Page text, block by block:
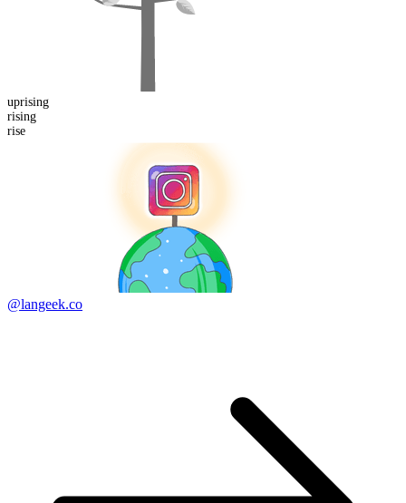
uprising
rising
rise
@langeek.co